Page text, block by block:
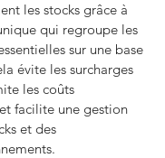
les stocks grâce à
qui regroupe les
sur une base
évite les surcharges
les coûts
facilite une gestion
et des